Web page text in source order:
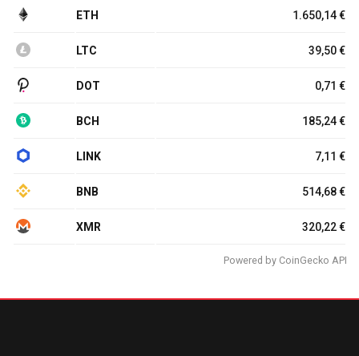
ETH 1.650,14 €
LTC 39,50 €
DOT 0,71 €
BCH 185,24 €
LINK 7,11 €
BNB 514,68 €
XMR 320,22 €
Powered by CoinGecko API